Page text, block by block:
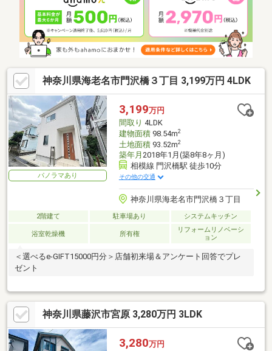
神奈川県海老名市門沢橋３丁目 3,199万円 4LDK
パノラマあり
3,199万円
間取り 4LDK
建物面積98.54m2
土地面積93.52m2
築年月 2018年1月(築8年8ヶ月)
相模線 門沢橋駅 徒歩10分
その他の交通
神奈川県海老名市門沢橋３丁目
2階建て 駐車場あり システムキッチン
浴室乾燥機 所有権
リフォームリノベーシ
ョン
＜選べるe-GIFT15000円分＞店舗初来場＆アンケート回答でプレ
ゼント
神奈川県藤沢市宮原 3,280万円 3LDK
3,280万円